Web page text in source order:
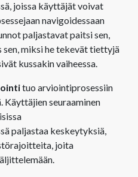
joissa käyttäjät voivat
navigoidessaan
paljastavat paitsi sen,
miksi he tekevät tiettyjä
kussakin vaiheessa.
tuo arviointiprosessiin
seuraaminen
paljastaa keskeytyksiä,
joita